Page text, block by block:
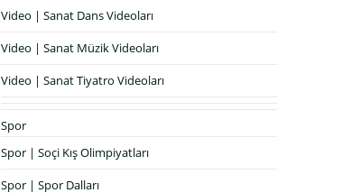
Video | Sanat Dans Videoları
Video | Sanat Müzik Videoları
Video | Sanat Tiyatro Videoları
Spor
Spor | Soçi Kış Olimpiyatları
Spor | Spor Dalları